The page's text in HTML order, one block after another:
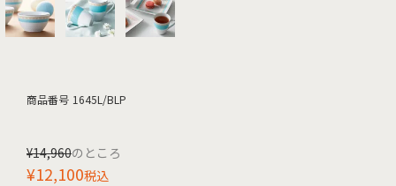
商品番号 1645L/BLP
¥14,960のところ
¥12,100税込